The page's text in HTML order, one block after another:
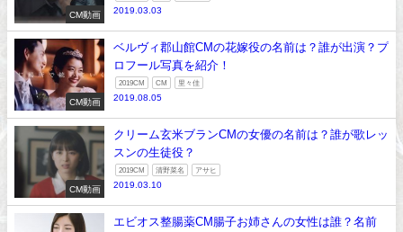
CM動画 2019.03.03
CM動画
ベルヴィ郡山館CMの花嫁役の名前は？誰が出演？プ
ロフール写真を紹介！
2019CM CM 里々佳
2019.08.05
CM動画
クリーム玄米ブランCMの女優の名前は？誰が歌レッ
スンの生徒役？
2019CM 清野菜名 アサヒ
2019.03.10
エビオス整腸薬CM腸子お姉さんの女性は誰？名前